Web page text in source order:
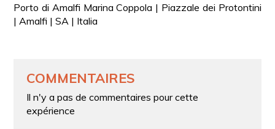
Porto di Amalfi Marina Coppola | Piazzale dei Protontini
| Amalfi | SA | Italia
COMMENTAIRES
Il n'y a pas de commentaires pour cette
expérience